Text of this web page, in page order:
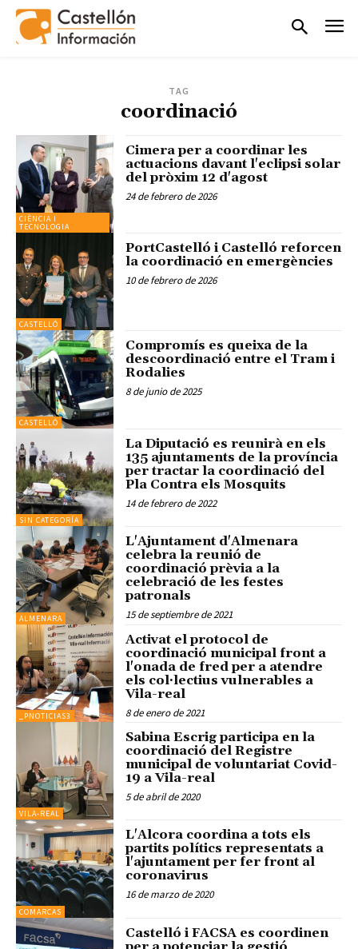
TAG
coordinació
CIÈNCIA I
TECNOLOGIA
Cimera per a coordinar les
actuacions davant l'eclipsi solar
del pròxim 12 d'agost
24 de febrero de 2026
CASTELLÓ
PortCastelló i Castelló reforcen
la coordinació en emergències
10 de febrero de 2026
CASTELLÓ
Compromís es queixa de la
descoordinació entre el Tram i
Rodalies
8 de junio de 2025
SIN CATEGORÍA
La Diputació es reunirà en els
135 ajuntaments de la província
per tractar la coordinació del
Pla Contra els Mosquits
14 de febrero de 2022
ALMENARA
L'Ajuntament d'Almenara
celebra la reunió de
coordinació prèvia a la
celebració de les festes
patronals
15 de septiembre de 2021
_PNOTICIAS3
Activat el protocol de
coordinació municipal front a
l'onada de fred per a atendre
els col·lectius vulnerables a
Vila-real
8 de enero de 2021
VILA-REAL
Sabina Escrig participa en la
coordinació del Registre
municipal de voluntariat Covid-
19 a Vila-real
5 de abril de 2020
COMARCAS
L'Alcora coordina a tots els
partits polítics representats a
l'ajuntament per fer front al
coronavirus
16 de marzo de 2020
Castelló i FACSA es coordinen